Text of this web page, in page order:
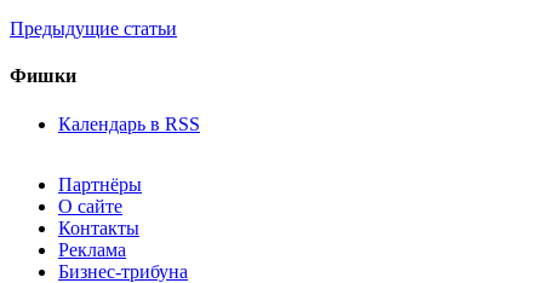
Предыдущие статьи
Фишки
Календарь в RSS
Партнёры
О сайте
Контакты
Реклама
Бизнес-трибуна